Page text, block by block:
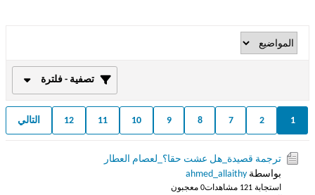
تصفية - فلترة
1
2
7
8
9
10
11
12 التالي
ترجمة قصيدة_هل عشت حقا؟_لعصام العطار
بواسطة ahmed_allaithy
استجابة 1 12 مشاهدات 0 معجبون